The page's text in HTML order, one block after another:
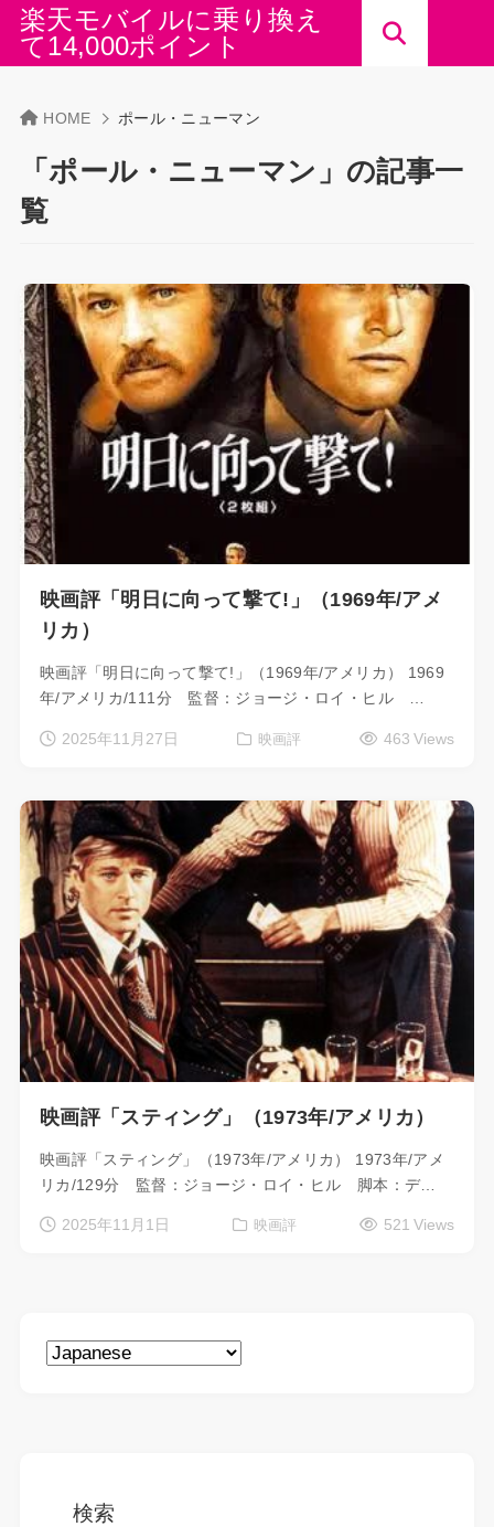
楽天モバイルに乗り換え
て14,000ポイント
HOME ポール・ニューマン
「ポール・ニューマン」の記事一
覧
映画評「明日に向って撃て!」（1969年/アメ
リカ）
映画評「明日に向って撃て!」（1969年/アメリカ） 1969
年/アメリカ/111分 監督：ジョージ・ロイ・ヒル …
2025年11月27日 映画評 463 Views
映画評「スティング」（1973年/アメリカ）
映画評「スティング」（1973年/アメリカ） 1973年/アメ
リカ/129分 監督：ジョージ・ロイ・ヒル 脚本：デ…
2025年11月1日 映画評 521 Views
検索